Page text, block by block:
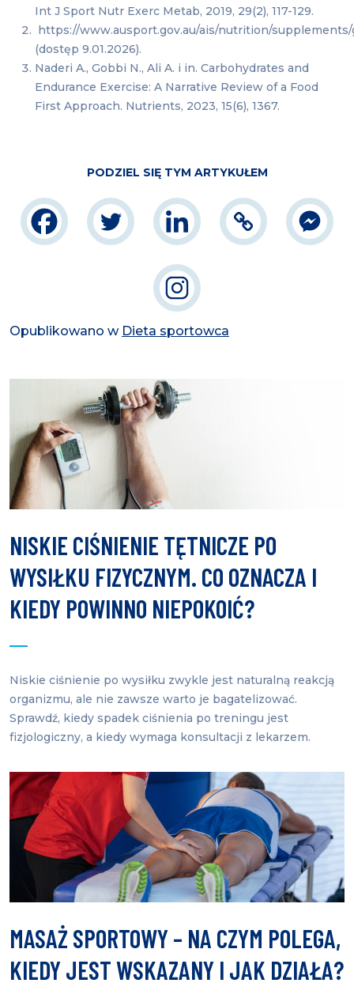
Int J Sport Nutr Exerc Metab, 2019, 29(2), 117-129.
https://www.ausport.gov.au/ais/nutrition/supplements/
(dostęp 9.01.2026).
Naderi A., Gobbi N., Ali A. i in. Carbohydrates and
Endurance Exercise: A Narrative Review of a Food
First Approach. Nutrients, 2023, 15(6), 1367.
PODZIEL SIĘ TYM ARTYKUŁEM
Opublikowano w Dieta sportowca
NISKIE CIŚNIENIE TĘTNICZE PO
WYSIŁKU FIZYCZNYM. CO OZNACZA I
KIEDY POWINNO NIEPOKOIĆ?
Niskie ciśnienie po wysiłku zwykle jest naturalną reakcją
organizmu, ale nie zawsze warto je bagatelizować.
Sprawdź, kiedy spadek ciśnienia po treningu jest
fizjologiczny, a kiedy wymaga konsultacji z lekarzem.
MASAŻ SPORTOWY – NA CZYM POLEGA,
KIEDY JEST WSKAZANY I JAK DZIAŁA?